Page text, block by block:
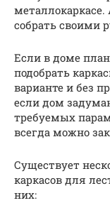
металлокаркасе.
собрать своими
Если в доме
подобрать
варианте и без
если дом
требуемых
всегда можно
Существует
каркасов для
них: